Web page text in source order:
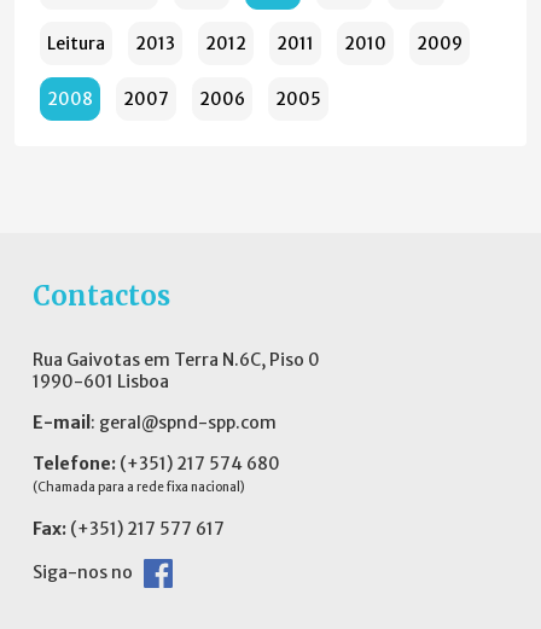
Leitura 2013 2012 2011 2010 2009
2008 2007 2006 2005
Contactos
Rua Gaivotas em Terra N.6C, Piso 0
1990-601 Lisboa
E-mail : geral@spnd-spp.com
Telefone: (+351) 217 574 680
(Chamada para a rede fixa nacional)
Fax: (+351) 217 577 617
Siga-nos no